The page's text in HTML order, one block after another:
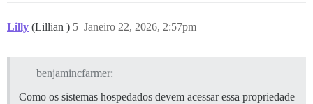
Lilly (Lillian ) Janeiro 22, 2026, 2:57pm
5
benjamincfarmer:
Como os sistemas hospedados devem acessar essa propriedade